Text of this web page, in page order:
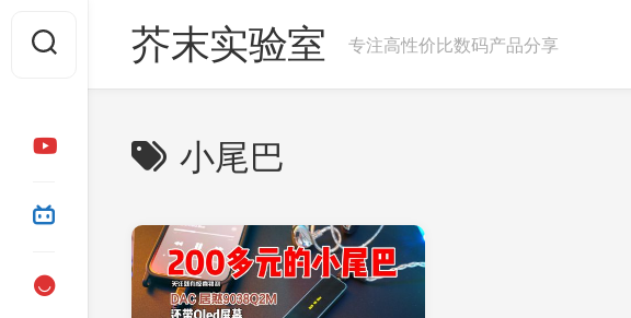
芥末实验室 专注高性价比数码产品分享
小尾巴